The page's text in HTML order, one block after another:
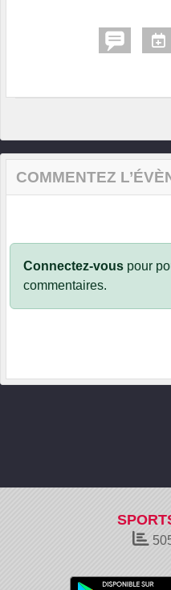
COMMENTEZ
Connectez-vous pour
commentaires.